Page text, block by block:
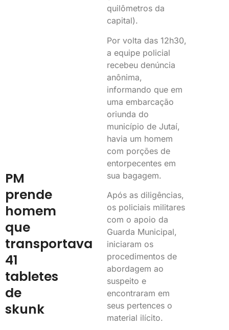
PM
prende
homem
que
transportava
41
tabletes
de
skunk
quilômetros da
capital).
Por volta das 12h30,
a equipe policial
recebeu denúncia
anônima,
informando que em
uma embarcação
oriunda do
município de Jutaí,
havia um homem
com porções de
entorpecentes em
sua bagagem.
Após as diligências,
os policiais militares
com o apoio da
Guarda Municipal,
iniciaram os
procedimentos de
abordagem ao
suspeito e
encontraram em
seus pertences o
material ilícito.